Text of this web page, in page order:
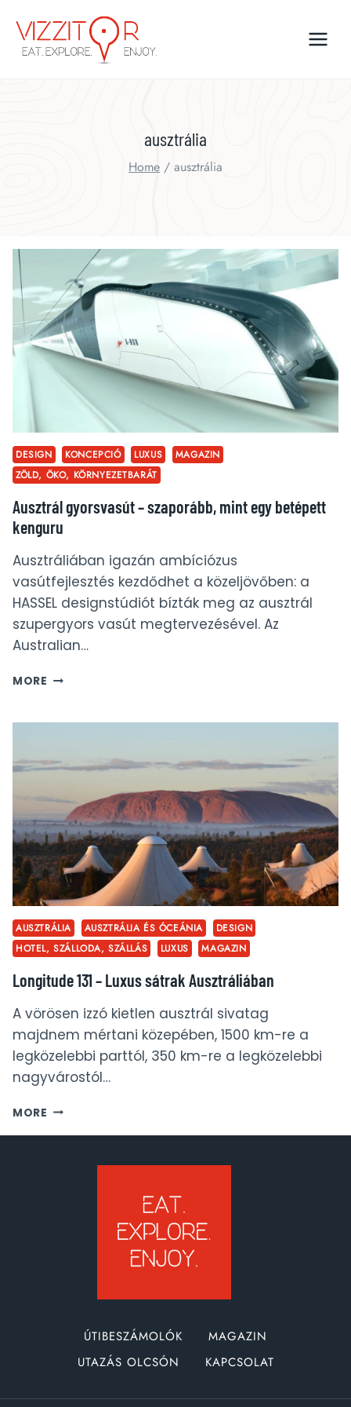
content
ausztrália
Home / ausztrália
DESIGN KONCEPCIÓ LUXUS
MAGAZIN
ZÖLD, ÖKO, KÖRNYEZETBARÁT
Ausztrál gyorsvasút – szaporább, mint egy betépett
kenguru
Ausztráliában igazán ambíciózus
vasútfejlesztés kezdődhet a közeljövőben: a
HASSEL designstúdiót bízták meg az ausztrál
szupergyors vasút megtervezésével. Az
Australian…
MORE AUSZTRÁL
SZAPORÁBB,
EGY
BETÉPETT
AUSZTRÁLIA AUSZTRÁLIA ÉS ÓCEÁNIA
DESIGN
HOTEL, SZÁLLODA, SZÁLLÁS
LUXUS MAGAZIN
Longitude 131 – Luxus sátrak Ausztráliában
A vörösen izzó kietlen ausztrál sivatag
majdnem mértani közepében, 1500 km-re a
legközelebbi parttól, 350 km-re a legközelebbi
nagyvárostól…
MORE LONGITUDE
ÚTIBESZÁMOLÓK
MAGAZIN
UTAZÁS OLCSÓN
KAPCSOLAT